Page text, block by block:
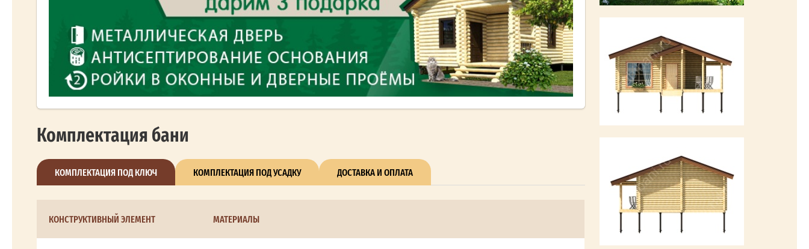
Комплектация бани
КОМПЛЕКТАЦИЯ ПОД КЛЮЧ КОМПЛЕКТАЦИЯ ПОД УСАДКУ ДОСТАВКА И ОПЛАТА
КОНСТРУКТИВНЫЙ ЭЛЕМЕНТ МАТЕРИАЛЫ